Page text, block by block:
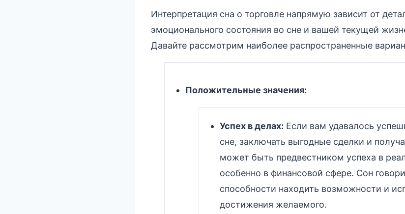
Интерпретация сна о торговле напрямую зависит от
эмоционального состояния во сне и вашей текущей
Давайте рассмотрим наиболее распространенные
Положительные значения:
Успех в делах: Если вам удавалось
сне, заключать выгодные сделки и
может быть предвестником успеха в
особенно в финансовой сфере. Сон
способности находить возможности и
достижения желаемого.